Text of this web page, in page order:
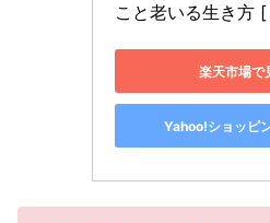
こと老いる生き方
楽天市場で
Yahoo!ショッピ